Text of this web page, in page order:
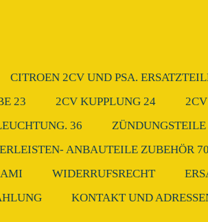
CITROEN 2CV UND PSA.
23 2CV KUPPLUNG 24
36 ZÜNDUNGSTEILE
ANBAUTEILE ZUBEHÖR
WIDERRUFSRECHT
KONTAKT UND